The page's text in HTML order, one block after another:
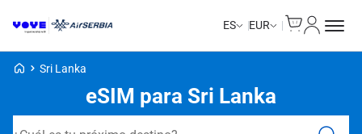
ES EUR
Voye Homepage
Sri Lanka
eSIM para Sri Lanka